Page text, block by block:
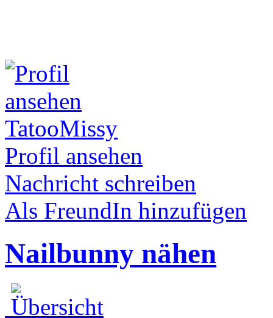
TatooMissy
Profil ansehen
Nachricht schreiben
Als FreundIn hinzufügen
Nailbunny nähen